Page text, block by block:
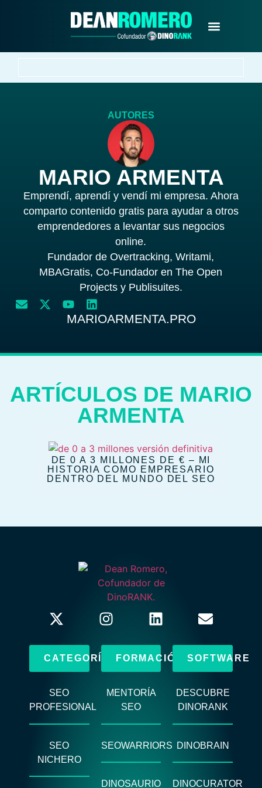
AUTORES
MARIO ARMENTA
Emprendí, aprendí y vendí mi empresa. Ahora
comparto contenido gratis para ayudar a otros
emprendedores a levantar sus negocios
online.
Fundador de Overtracking, Writami,
MBAGratis, Co-Fundador en The Open
Projects y Publisuites.
MARIOARMENTA.PRO
ARTÍCULOS DE MARIO
ARMENTA
DE 0 A 3 MILLONES DE € – MI
HISTORIA COMO EMPRESARIO
DENTRO DEL MUNDO DEL SEO
CATEGORÍAS
SEO
PROFESIONAL
SEO
NICHERO
FORMACIÓN
MENTORÍA
SEO
SEOWARRIORS
DINOSAURIO
SOFTWARE
DESCUBRE
DINORANK
DINOBRAIN
DINOCURATOR